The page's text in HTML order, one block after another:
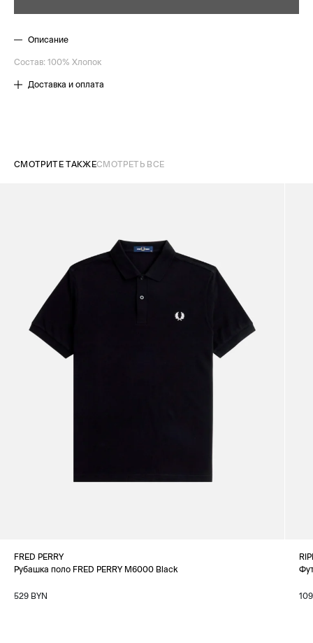
Описание
Состав: 100% Хлопок
Доставка и оплата
СМОТРИТЕ ТАКЖЕСМОТРЕТЬ ВСЕ
FRED PERRY
Рубашка поло FRED PERRY M6000 Black
529 BYN